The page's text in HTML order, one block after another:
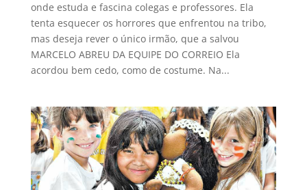
onde estuda e fascina colegas e professores. Ela
tenta esquecer os horrores que enfrentou na tribo,
mas deseja rever o único irmão, que a salvou
MARCELO ABREU DA EQUIPE DO CORREIO Ela
acordou bem cedo, como de costume. Na...